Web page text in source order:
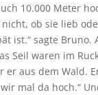
10.000 Meter
ob sie lieb
ist.“ sagte Bruno.
Seil waren im
aus dem Wald.
mal da hoch.“